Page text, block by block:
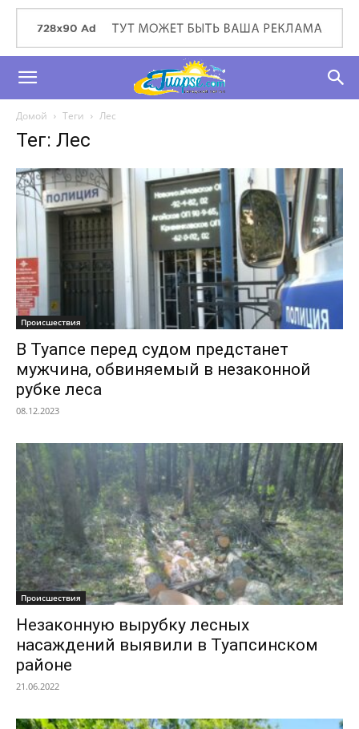
Домой Теги Лес
Тег: Лес
Происшествия
В Туапсе перед судом предстанет
мужчина, обвиняемый в незаконной
рубке леса
08.12.2023
Происшествия
Незаконную вырубку лесных
насаждений выявили в Туапсинском
районе
21.06.2022